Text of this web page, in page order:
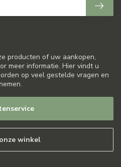
producten of uw aankopen,
meer informatie. Hier vindt u
op veel gestelde vragen en
winkel